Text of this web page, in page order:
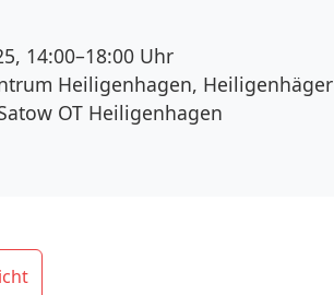
14:00–18:00 Uhr
Heiligenhagen, Heiligenhäger
OT Heiligenhagen